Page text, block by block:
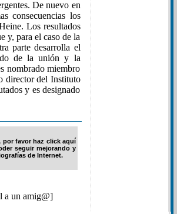
De nuevo en
consecuencias los
Los resultados
y, para el caso de la
parte desarrolla el
de la unión y la
nombrado miembro
director del Instituto
y es designado
por favor haz click aquí
seguir mejorando y
de Internet.
a un amig@]